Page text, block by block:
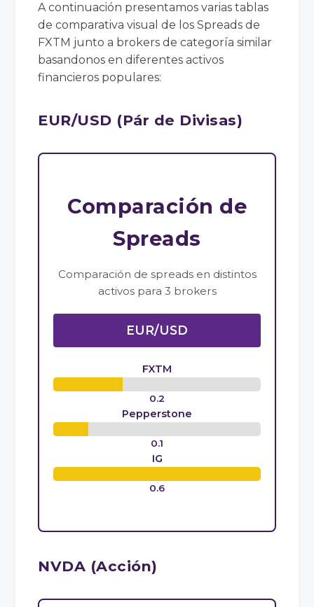
A continuación presentamos varias tablas
de comparativa visual de los Spreads de
FXTM junto a brokers de categoría similar
basandonos en diferentes activos
financieros populares:
EUR/USD (Pár de Divisas)
Comparación de
Spreads
Comparación de spreads en distintos
activos para 3 brokers
EUR/USD
FXTM
0.2
Pepperstone
0.1
IG
0.6
NVDA (Acción)